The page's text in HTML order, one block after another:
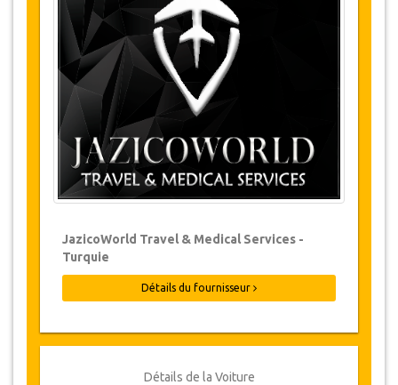
Les modifications de réservations peuvent
être possibles si l’avis est donné à temps.
Pour plus d'informations veuillez nous
contacter.
Pour toutes les annulations faites au
moins 24 heures à l’avance, il n‘y aura
pas de frais, même si la réservation a été
confirmée. L'annulation ne peut être faite
que par écrit en envoyant un courrier
électronique.
moins de 24 heures avant le transfert.
Dans de tels cas, les paiements sont non-
remboursables.
De temps en temps, JazicoWorld peut
ou un remboursement complet.
JazicoWorld Travel & Medical Services -
Turquie
Détails du fournisseur
Détails de la Voiture